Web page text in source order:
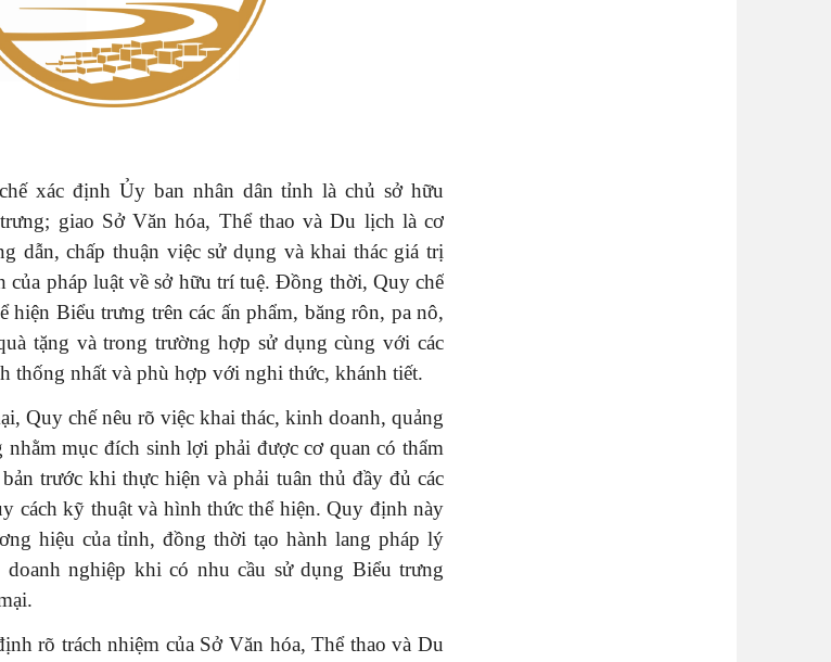
xác định Ủy ban nhân dân tỉnh là chủ sở hữu
giao Sở Văn hóa, Thể thao và Du lịch là cơ
dẫn, chấp thuận việc sử dụng và khai thác giá trị
của pháp luật về sở hữu trí tuệ. Đồng thời, Quy chế
hiện Biểu trưng trên các ấn phẩm, băng rôn, pa nô,
tặng và trong trường hợp sử dụng cùng với các
thống nhất và phù hợp với nghi thức, khánh tiết.
Quy chế nêu rõ việc khai thác, kinh doanh, quảng
nhằm mục đích sinh lợi phải được cơ quan có thẩm
trước khi thực hiện và phải tuân thủ đầy đủ các
cách kỹ thuật và hình thức thể hiện. Quy định này
hiệu của tỉnh, đồng thời tạo hành lang pháp lý
doanh nghiệp khi có nhu cầu sử dụng Biểu trưng
rõ trách nhiệm của Sở Văn hóa, Thể thao và Du